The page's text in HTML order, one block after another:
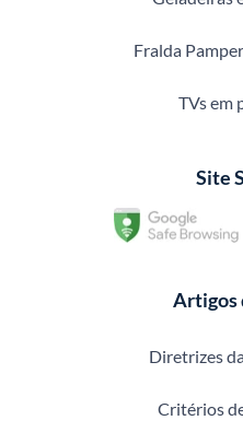
Fralda
TVs em
Site
Artigos
Diretrizes
Critérios